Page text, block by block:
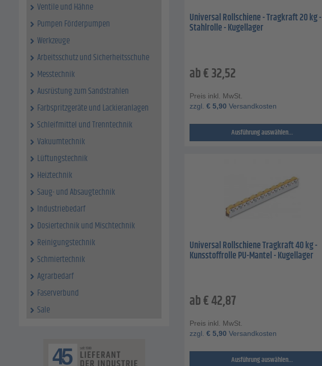
Ventile und Hähne
Pumpen Förderpumpen
Werkzeuge
Arbeitsschutz und Sicherheitsschuhe
Messtechnik
Ausrüstung zum Sandstrahlen
Farbspritzgeräte und Lackieranlagen
Schleifmittel und Trenntechnik
Vakuumtechnik
Lüftungstechnik
Heiztechnik
Saug- und Absaugtechnik
Industriebedarf
Dosiertechnik und Mischtechnik
Reinigungstechnik
Schmiertechnik
Agrarbedarf
Faserverbund
Sale
Universal Rollschiene - Tragkraft 20 kg -
Stahlrolle - Kugellager
ab€32,52
Preis inkl. MwSt.
zzgl. € 5,90 Versandkosten
Ausführung auswählen...
Universal Rollschiene Tragkraft 40 kg -
Kunsstoffrolle PU-Mantel - Kugellager
ab€42,87
Preis inkl. MwSt.
zzgl. € 5,90 Versandkosten
Ausführung auswählen...